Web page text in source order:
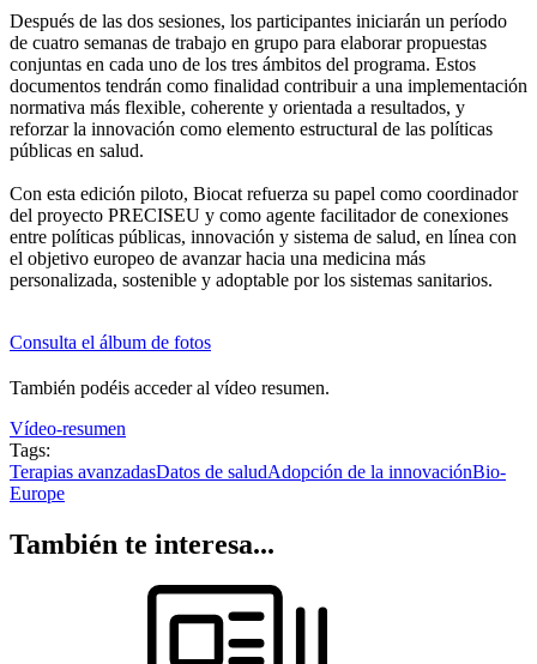
Después de las dos sesiones, los participantes iniciarán un período
de cuatro semanas de trabajo en grupo para elaborar propuestas
conjuntas en cada uno de los tres ámbitos del programa. Estos
documentos tendrán como finalidad contribuir a una implementación
normativa más flexible, coherente y orientada a resultados, y
reforzar la innovación como elemento estructural de las políticas
públicas en salud.
Con esta edición piloto, Biocat refuerza su papel como coordinador
del proyecto PRECISEU y como agente facilitador de conexiones
entre políticas públicas, innovación y sistema de salud, en línea con
el objetivo europeo de avanzar hacia una medicina más
personalizada, sostenible y adoptable por los sistemas sanitarios.
Consulta el álbum de fotos
También podéis acceder al vídeo resumen.
Vídeo-resumen
Tags:
Terapias avanzadasDatos de saludAdopción de la innovaciónBio-
Europe
También te interesa...